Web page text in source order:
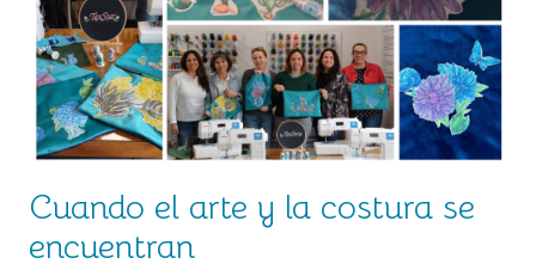
Cuando el arte y la costura se
encuentran